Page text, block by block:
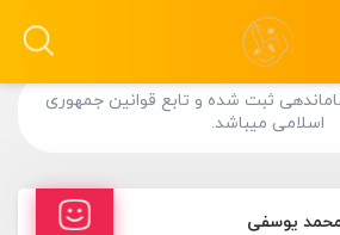
ثبت شده و تابع قوانین جمهوری
اسلامی میباشد.
محمد یوسفی